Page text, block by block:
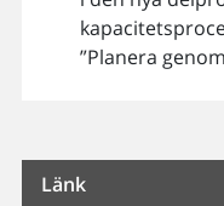
”Planera
Länk